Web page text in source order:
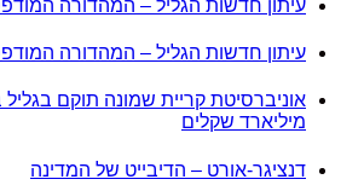
עיתון חדשות הגליל – המהדורה המודפסת |
עיתון חדשות הגליל – המהדורה המודפסת |
אוניברסיטת קריית שמונה תוקם
מיליארד שקלים
דנציגר-אורט – הדיבייט של המדינה